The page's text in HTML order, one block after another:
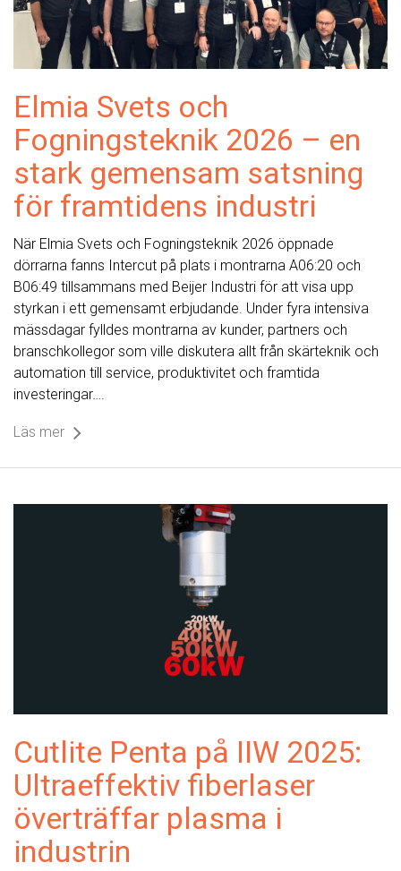
Elmia Svets och
Fogningsteknik 2026 – en
stark gemensam satsning
för framtidens industri
När Elmia Svets och Fogningsteknik 2026 öppnade
dörrarna fanns Intercut på plats i montrarna A06:20 och
B06:49 tillsammans med Beijer Industri för att visa upp
styrkan i ett gemensamt erbjudande. Under fyra intensiva
mässdagar fylldes montrarna av kunder, partners och
branschkollegor som ville diskutera allt från skärteknik och
automation till service, produktivitet och framtida
investeringar….
Läs mer
Cutlite Penta på IIW 2025:
Ultraeffektiv fiberlaser
överträffar plasma i
industrin